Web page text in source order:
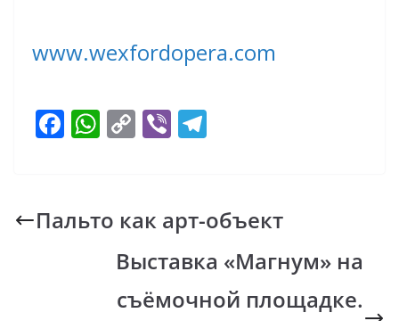
www.wexfordopera.com
F
b
o
W
s
A
C
y
Li
n
k
Vi
gr
a
m
Пaльто как арт-объект
Выставка «Магнум» на
съёмочной площадке.